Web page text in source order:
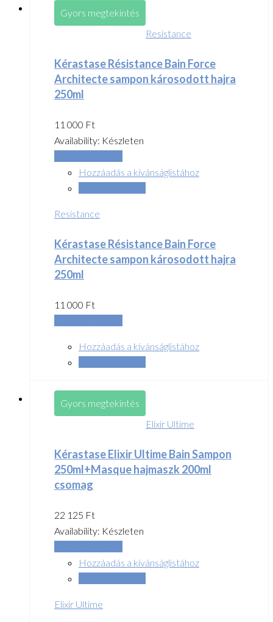
Gyors megtekintés
Resistance
Kérastase Résistance Bain Force
Architecte sampon károsodott hajra
250ml
11 000 Ft
Availability: Készleten
Hozzáadás a kívánságlistához
Resistance
Kérastase Résistance Bain Force
Architecte sampon károsodott hajra
250ml
11 000 Ft
Hozzáadás a kívánságlistához
Gyors megtekintés
Elixir Ultime
Kérastase Elixir Ultime Bain Sampon
250ml+Masque hajmaszk 200ml
csomag
22 125 Ft
Availability: Készleten
Hozzáadás a kívánságlistához
Elixir Ultime